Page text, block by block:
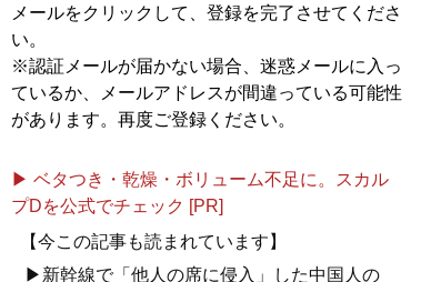
メールをクリックして、登録を完了させてくださ
い。
※認証メールが届かない場合、迷惑メールに入っ
ているか、メールアドレスが間違っている可能性
があります。再度ご登録ください。
▶ ベタつき・乾燥・ボリューム不足に。スカル
プDを公式でチェック [PR]
【今この記事も読まれています】
▶新幹線で「他人の席に侵入」した中国人の